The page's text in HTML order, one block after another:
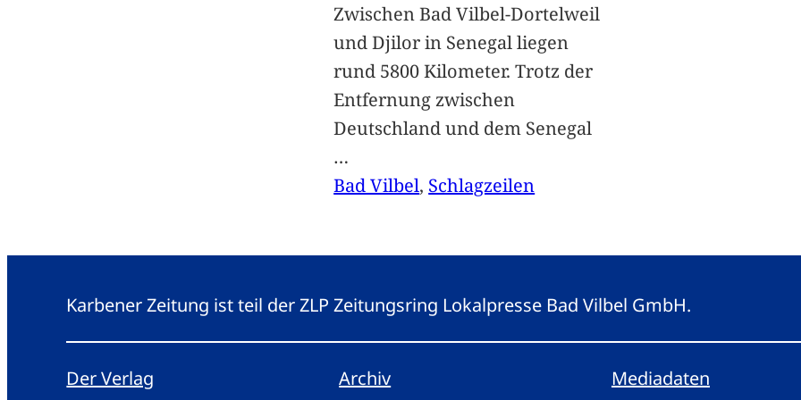
Zwischen Bad Vilbel-Dortelweil
und Djilor in Senegal liegen
rund 5800 Kilometer. Trotz der
Entfernung zwischen
Deutschland und dem Senegal
…
Bad Vilbel, Schlagzeilen
Karbener Zeitung ist teil der ZLP Zeitungsring Lokalpresse Bad Vilbel GmbH.
Der Verlag Archiv Mediadaten